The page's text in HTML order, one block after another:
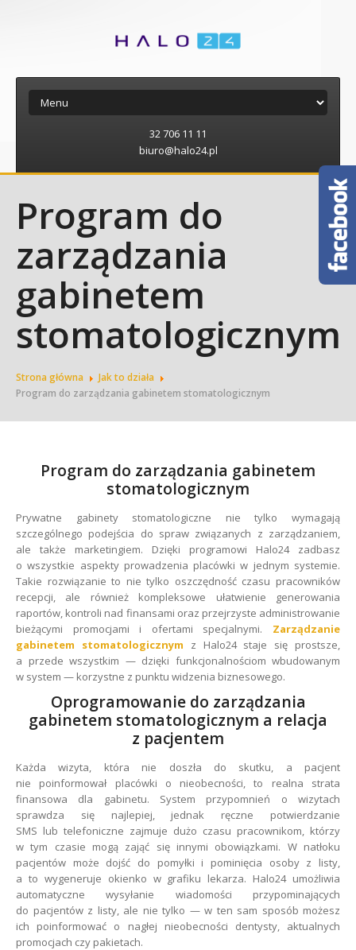
32 706 11 11
biuro@halo24.pl
Program do
zarządzania
gabinetem
stomatologicznym
Strona główna
Jak to działa
Program do zarządzania gabinetem stomatologicznym
Program do zarządzania gabinetem
stomatologicznym
Prywatne gabinety stomatologiczne nie tylko wymagają
szczególnego podejścia do spraw związanych z zarządzaniem,
ale także marketingiem. Dzięki programowi Halo24 zadbasz
o wszystkie aspekty prowadzenia placówki w jednym systemie.
Takie rozwiązanie to nie tylko oszczędność czasu pracowników
recepcji, ale również kompleksowe ułatwienie generowania
raportów, kontroli nad finansami oraz przejrzyste administrowanie
bieżącymi promocjami i ofertami specjalnymi. Zarządzanie
gabinetem stomatologicznym z Halo24 staje się prostsze,
a przede wszystkim — dzięki funkcjonalnościom wbudowanym
w system — korzystne z punktu widzenia biznesowego.
Oprogramowanie do zarządzania
gabinetem stomatologicznym a relacja
z pacjentem
Każda wizyta, która nie doszła do skutku, a pacjent
nie poinformował placówki o nieobecności, to realna strata
finansowa dla gabinetu. System przypomnień o wizytach
sprawdza się najlepiej, jednak ręczne potwierdzanie
SMS lub telefoniczne zajmuje dużo czasu pracownikom, którzy
w tym czasie mogą zająć się innymi obowiązkami. W natłoku
pacjentów może dojść do pomyłki i pominięcia osoby z listy,
a to wygeneruje okienko w grafiku lekarza. Halo24 umożliwia
automatyczne wysyłanie wiadomości przypominających
do pacjentów z listy, ale nie tylko — w ten sam sposób możesz
ich poinformować o nagłej nieobecności dentysty, aktualnych
promocjach czy pakietach.